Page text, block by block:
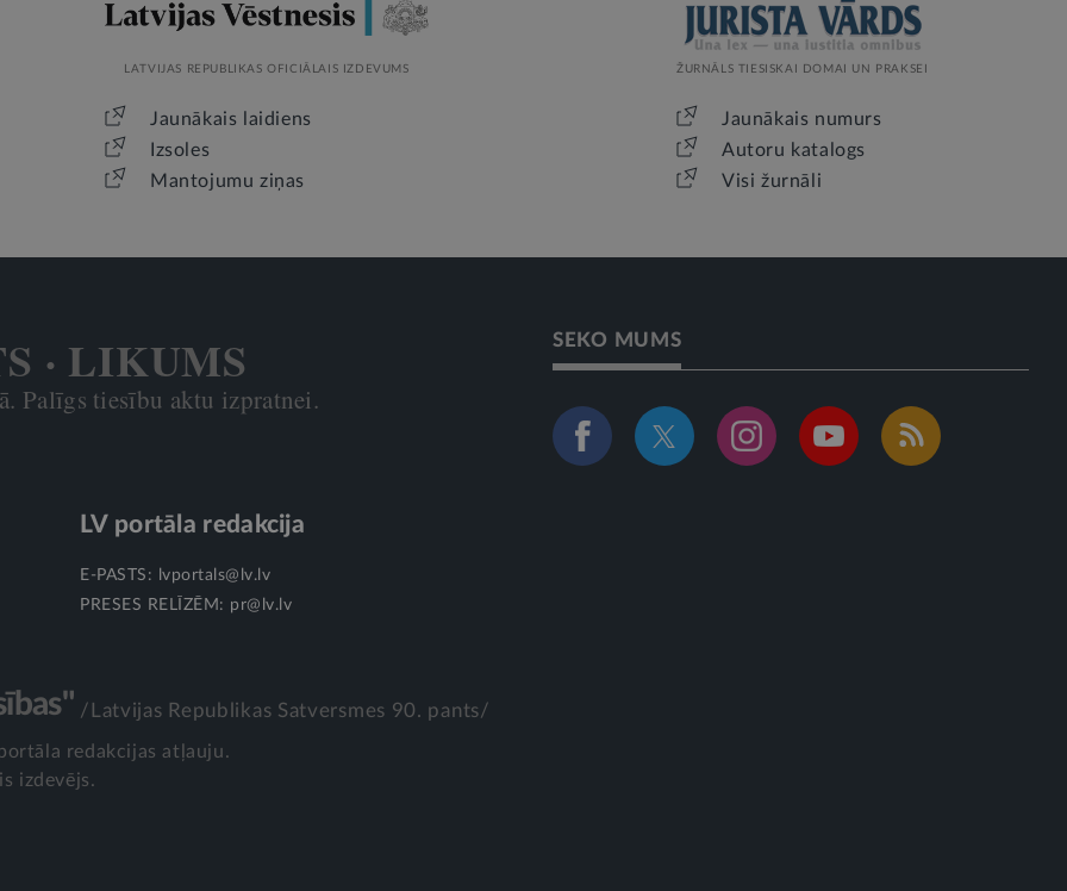
LATVIJAS REPUBLIKAS OFICIĀLAIS IZDEVUMS
Jaunākais laidiens
Izsoles
Mantojumu ziņas
ŽURNĀLS TIESISKAI DOMAI UN PRAKSEI
Jaunākais numurs
Autoru katalogs
Visi žurnāli
· LIKUMS
Palīgs tiesību aktu izpratnei.
LV portāla redakcija
E-PASTS:
lvportals@lv.lv
PRESES RELĪZĒM: pr@lv.lv
SEKO MUMS
/Latvijas Republikas Satversmes 90. pants/
redakcijas atļauju.
izdevējs.